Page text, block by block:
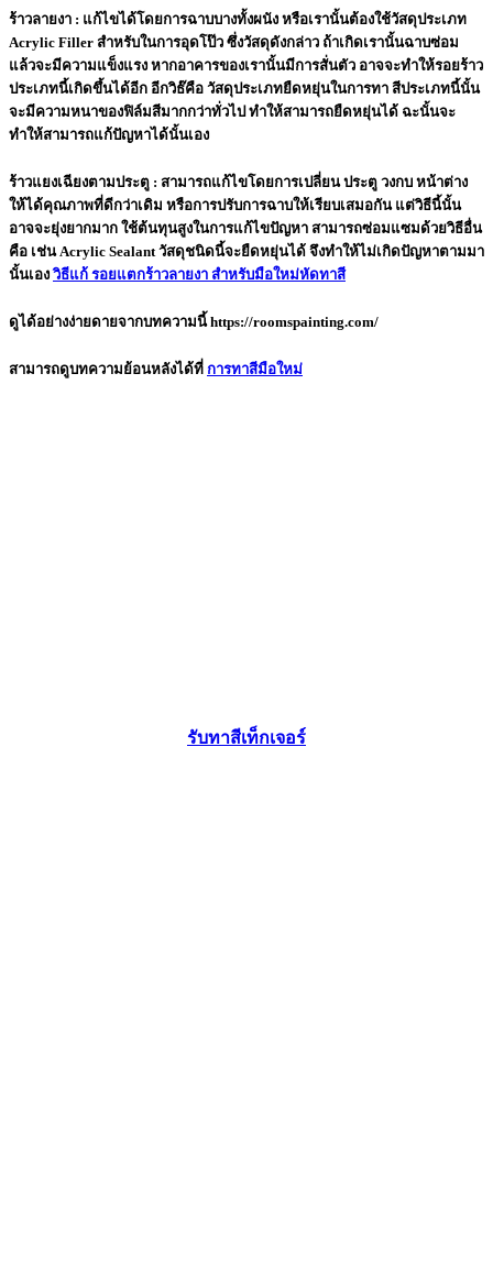
ร้าวลายงา : แก้ไขได้โดยการฉาบบางทั้งผนัง หรือเรานั้นต้องใช้วัสดุประเภท
Acrylic Filler สำหรับในการอุดโป๊ว ซึ่งวัสดุดังกล่าว ถ้าเกิดเรานั้นฉาบซ่อม
แล้วจะมีความแข็งแรง หากอาคารของเรานั้นมีการสั่นตัว อาจจะทำให้รอยร้าว
ประเภทนี้เกิดขึ้นได้อีก อีกวิธ๊คือ วัสดุประเภทยืดหยุ่นในการทา สีประเภทนี้นั้น
จะมีความหนาของฟิล์มสีมากกว่าทั่วไป ทำให้สามารถยืดหยุ่นได้ ฉะนั้นจะ
ทำให้สามารถแก้ปัญหาได้นั้นเอง
ร้าวแยงเฉียงตามประตู : สามารถแก้ไขโดยการเปลี่ยน ประตู วงกบ หน้าต่าง
ให้ได้คุณภาพที่ดีกว่าเดิม หรือการปรับการฉาบให้เรียบเสมอกัน แต่วิธีนี้นั้น
อาจจะยุ่งยากมาก ใช้ต้นทุนสูงในการแก้ไขปัญหา สามารถซ่อมแซมด้วยวิธีอื่น
คือ เช่น Acrylic Sealant วัสดุชนิดนี้จะยืดหยุ่นได้ จึงทำให้ไม่เกิดปัญหาตามมา
นั้นเองวิธีแก้ รอยแตกร้าวลายงา สำหรับมือใหม่หัดทาสี
ดูได้อย่างง่ายดายจากบทความนี้https://roomspainting.com/
สามารถดูบทความย้อนหลังได้ที่ การทาสีมือใหม่
รับทาสีเท็กเจอร์